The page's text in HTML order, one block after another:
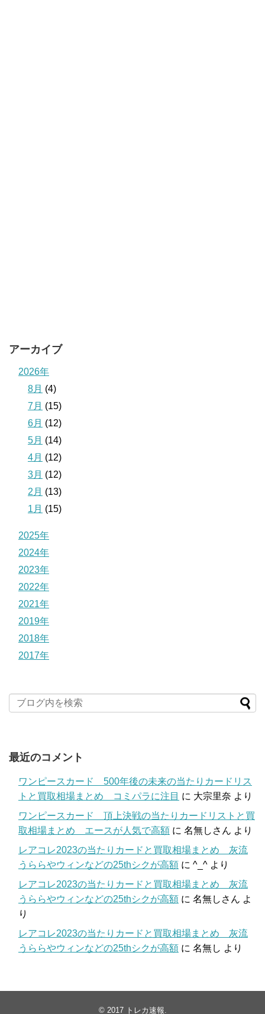
アーカイブ
2026年
8月 (4)
7月 (15)
6月 (12)
5月 (14)
4月 (12)
3月 (12)
2月 (13)
1月 (15)
2025年
2024年
2023年
2022年
2021年
2019年
2018年
2017年
最近のコメント
ワンピースカード 500年後の未来の当たりカードリス
トと買取相場まとめ コミパラに注目 に 大宗里奈 より
ワンピースカード 頂上決戦の当たりカードリストと買
取相場まとめ エースが人気で高額 に 名無しさん より
レアコレ2023の当たりカードと買取相場まとめ 灰流
うららやウィンなどの25thシクが高額 に ^_^ より
レアコレ2023の当たりカードと買取相場まとめ 灰流
うららやウィンなどの25thシクが高額 に 名無しさん よ
り
レアコレ2023の当たりカードと買取相場まとめ 灰流
うららやウィンなどの25thシクが高額 に 名無し より
© 2017 トレカ速報.